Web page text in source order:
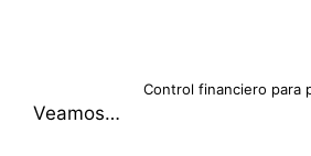
Control financiero para
Veamos…